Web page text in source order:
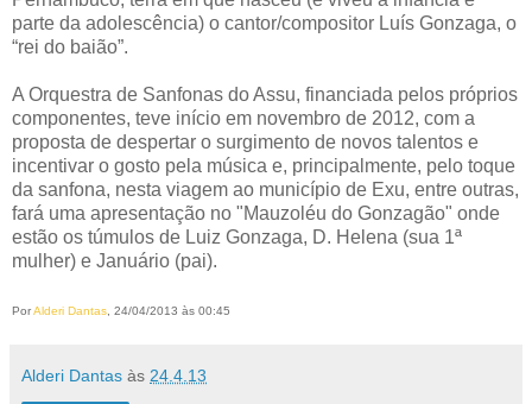
parte da adolescência) o cantor/compositor Luís Gonzaga, o
“rei do baião”.
A Orquestra de Sanfonas do Assu, financiada pelos próprios
componentes, teve início em novembro de 2012, com a
proposta de despertar o surgimento de novos talentos e
incentivar o gosto pela música e, principalmente, pelo toque
da sanfona, nesta viagem ao município de Exu, entre outras,
fará uma apresentação no "Mauzoléu do Gonzagão" onde
estão os túmulos de Luiz Gonzaga, D. Helena (sua 1ª
mulher) e Januário (pai).
PorAlderi Dantas, 24/04/2013 às 00:45
Alderi Dantas às 24.4.13